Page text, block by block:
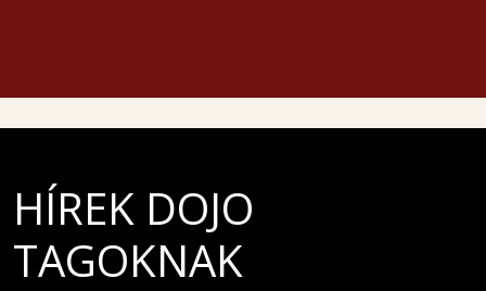
HÍREK DOJO
TAGOKNAK